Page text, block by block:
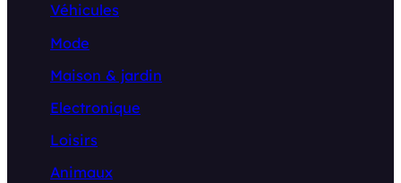
Véhicules
Mode
Maison & jardin
Electronique
Loisirs
Animaux